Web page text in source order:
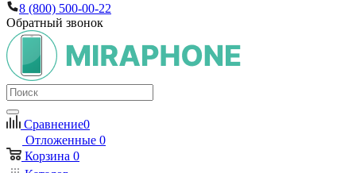
8 (800) 500-00-22
Обратный звонок
Сравнение0
Отложенные 0
Корзина 0